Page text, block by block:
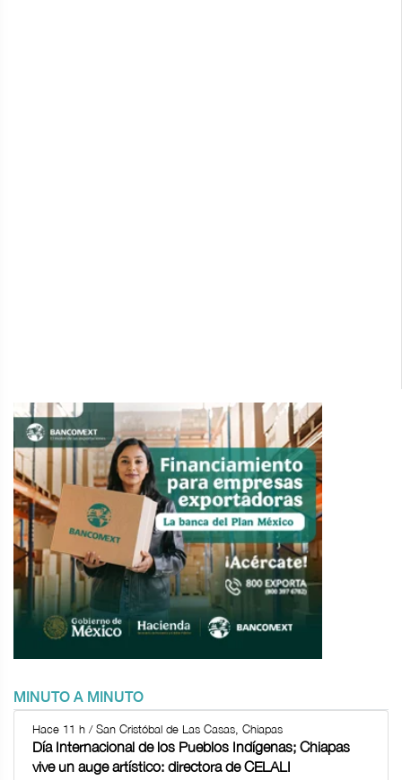
MINUTO A MINUTO
Hace 11 h / San Cristóbal de Las Casas, Chiapas
Día Internacional de los Pueblos Indígenas; Chiapas
vive un auge artístico: directora de CELALI